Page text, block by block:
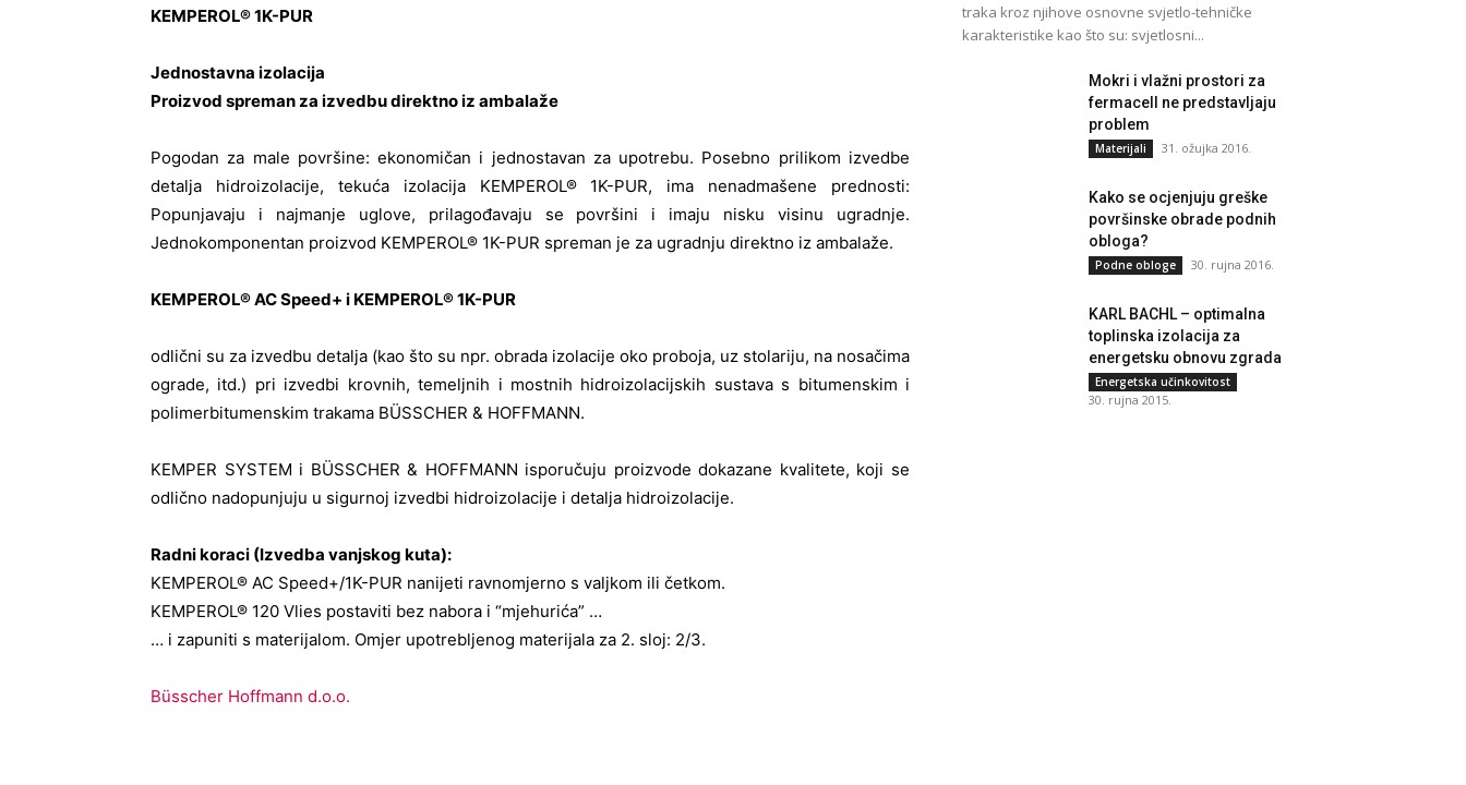
KEMPEROL®1K-PUR
Jednostavna izolacija
Proizvod spreman za izvedbu direktno iz ambalaže
Pogodan za male površine: ekonomičan i jednostavan za upotrebu. Posebno prilikom izvedbe
detalja hidroizolacije, tekuća izolacija KEMPEROL® 1K-PUR, ima nenadmašene prednosti:
Popunjavaju i najmanje uglove, prilagođavaju se površini i imaju nisku visinu ugradnje.
Jednokomponentan proizvod KEMPEROL® 1K-PUR spreman je za ugradnju direktno iz ambalaže.
KEMPEROL® AC Speed+ i KEMPEROL® 1K-PUR
odlični su za izvedbu detalja (kao što su npr. obrada izolacije oko proboja, uz stolariju, na nosačima
ograde, itd.) pri izvedbi krovnih, temeljnih i mostnih hidroizolacijskih sustava s bitumenskim i
polimerbitumenskim trakama BÜSSCHER & HOFFMANN.
KEMPER SYSTEM i BÜSSCHER & HOFFMANN isporučuju proizvode dokazane kvalitete, koji se
odlično nadopunjuju u sigurnoj izvedbi hidroizolacije i detalja hidroizolacije.
Radni koraci (Izvedba vanjskog kuta):
KEMPEROL® AC Speed+/1K-PUR nanijeti ravnomjerno s valjkom ili četkom.
KEMPEROL® 120 Vlies postaviti bez nabora i “mjehurića” …
… i zapuniti s materijalom. Omjer upotrebljenog materijala za 2. sloj: 2/3.
Büsscher Hoffmann d.o.o.
traka kroz njihove osnovne svjetlo-tehničke
karakteristike kao što su: svjetlosni...
Mokri i vlažni prostori za
fermacell ne predstavljaju
problem
Materijali 31. ožujka 2016.
Kako se ocjenjuju greške
površinske obrade podnih
obloga?
Podne obloge 30. rujna 2016.
KARL BACHL – optimalna
toplinska izolacija za
energetsku obnovu zgrada
Energetska učinkovitost
30. rujna 2015.